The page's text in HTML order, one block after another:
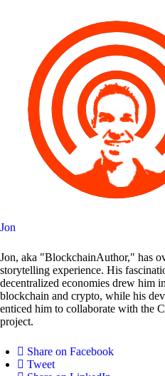
Jon
Jon, aka "BlockchainAuthor," has
storytelling experience. His
decentralized economies drew him
blockchain and crypto, while his
enticed him to collaborate with the
project.
Share on Facebook
Tweet